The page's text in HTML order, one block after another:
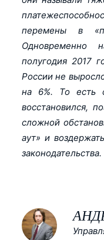
перемены в
полугодия 2017
России не
на 6%. То есть
восстановился,
сложной
аут» и
законодательства.